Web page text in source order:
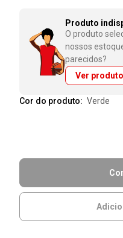
Produto
O produto
nossos
parecidos?
Ver
Cor do produto: verde